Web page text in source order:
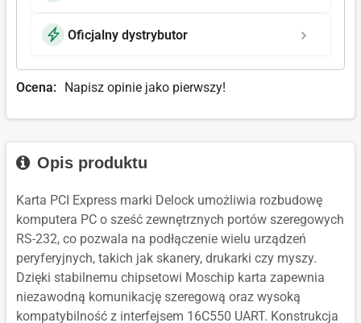
Oficjalny dystrybutor
Ocena: Napisz opinie jako pierwszy!
Opis produktu
Karta PCI Express marki Delock umożliwia rozbudowę
komputera PC o sześć zewnętrznych portów szeregowych
RS-232, co pozwala na podłączenie wielu urządzeń
peryferyjnych, takich jak skanery, drukarki czy myszy.
Dzięki stabilnemu chipsetowi Moschip karta zapewnia
niezawodną komunikację szeregową oraz wysoką
kompatybilność z interfejsem 16C550 UART. Konstrukcja